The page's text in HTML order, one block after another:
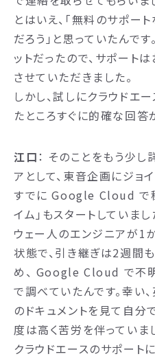
とはいえ、「無料のサポー
だろう」と思っていたんで
ットだったので、サポート
させていただきました。
しかし、試しにクラウドエ
たところすぐに的確な回答
江口 ： そのことをもう少し
アとして、東音企画にジョ
すでに Google Cloud で稼
イム」もスタートしていま
ウェー人のエンジニアが1
状態で、引き継ぎは2週間
め、 Google Cloud で不
で調べていたんです。幸い
のドキュメントを見て自分
度は高く苦労を伴っていま
クラウドエースのサポート